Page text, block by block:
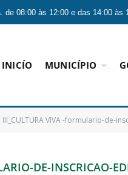
de 08:00 às 12:00 e das 14:00 às
INICÍO MUNICÍPIO
III_CULTURA VIVA -formulario-de-
DE-INSCRICAO-